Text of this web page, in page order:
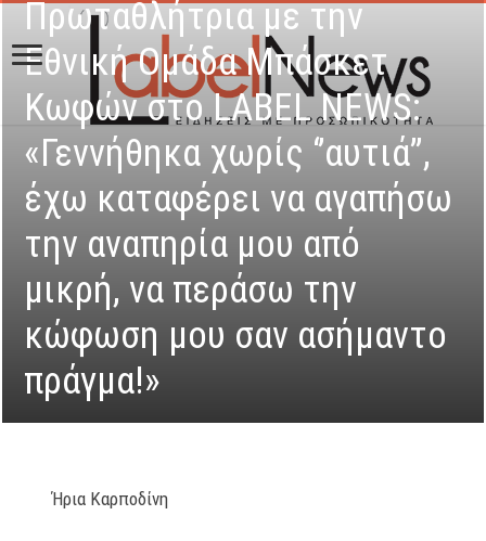
Πρωταθλήτρια με την
Εθνική Ομάδα Μπάσκετ
Κωφών στο LABEL NEWS:
«Γεννήθηκα χωρίς ‘’αυτιά’’,
έχω καταφέρει να αγαπήσω
την αναπηρία μου από
μικρή, να περάσω την
κώφωση μου σαν ασήμαντο
πράγμα!»
Ήρια Καρποδίνη